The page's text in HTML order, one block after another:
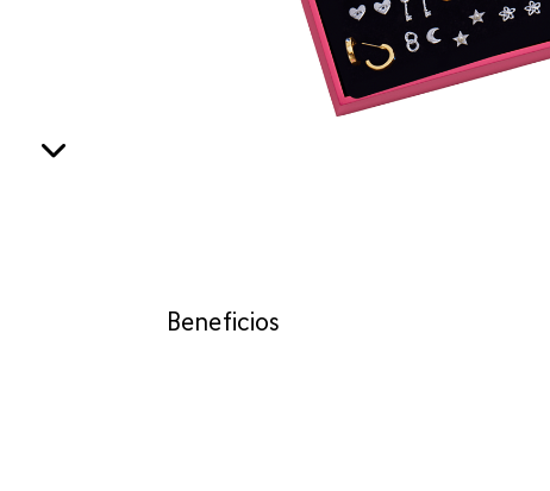
Beneficios